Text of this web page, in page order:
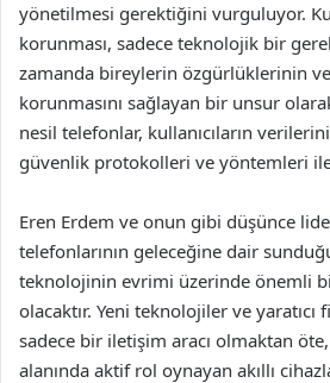
yönetilmesi gerektiğini vurguluyor.
korunması, sadece teknolojik bir
zamanda bireylerin özgürlüklerinin ve
korunmasını sağlayan bir unsur
nesil telefonlar, kullanıcıların
güvenlik protokolleri ve yöntemleri ile
Eren Erdem ve onun gibi düşünce
telefonlarının geleceğine dair
teknolojinin evrimi üzerinde önemli
olacaktır. Yeni teknolojiler ve
sadece bir iletişim aracı olmaktan
alanında aktif rol oynayan akıllı